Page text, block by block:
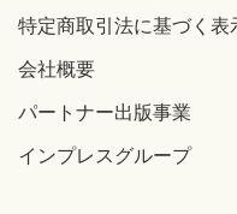
特定商取引法に基づく表
会社概要
パートナー出版事業
インプレスグループ